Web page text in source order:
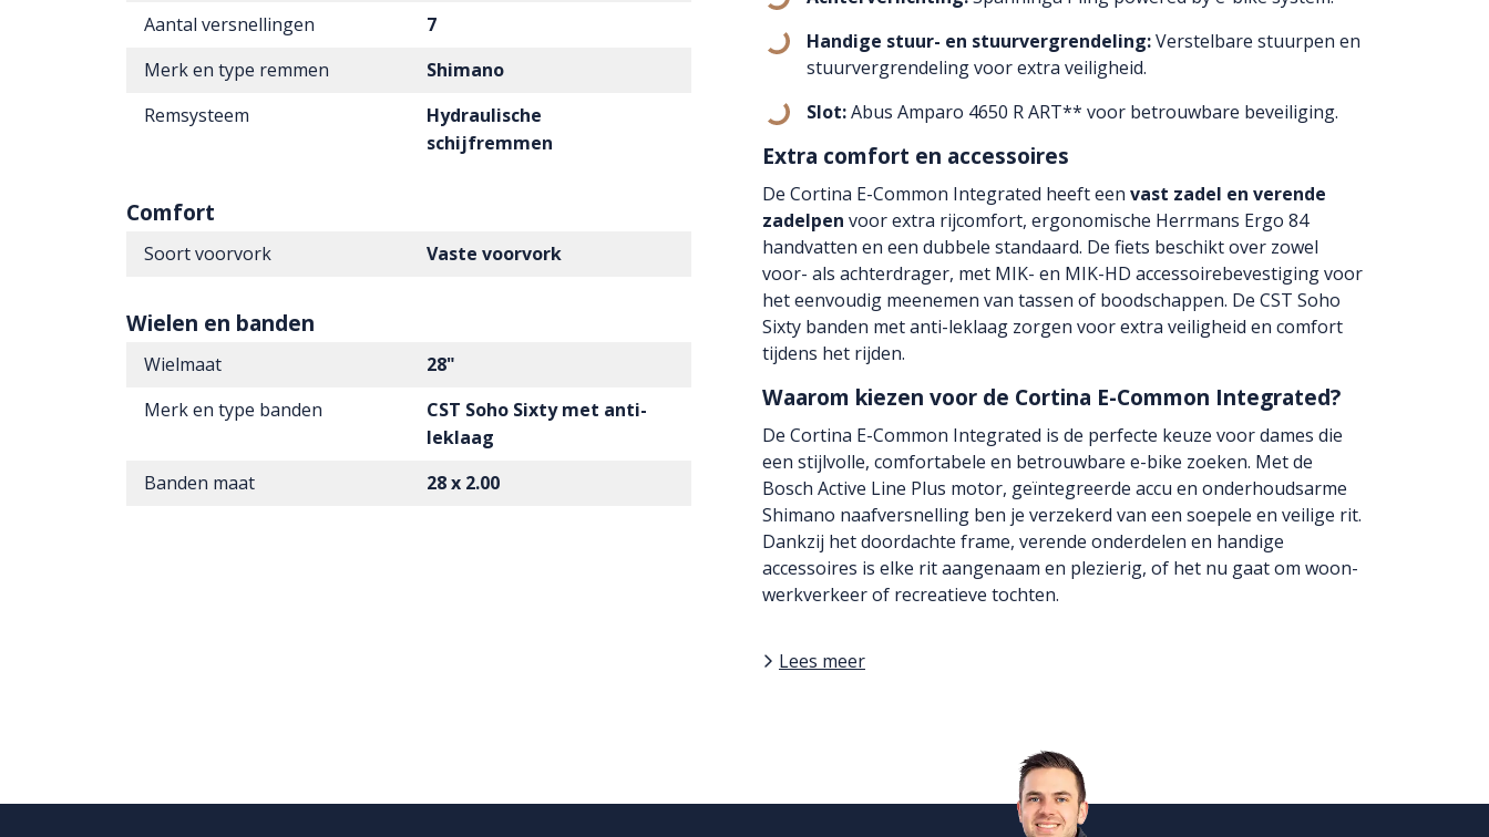
Aantal versnellingen
7
Merk en type remmen
Shimano
Remsysteem
Hydraulische
schijfremmen
Comfort
Soort voorvork Vaste voorvork
Wielen en banden
Wielmaat
28"
Merk en type banden
CST Soho Sixty met anti-
leklaag
Banden maat
28 x 2.00
Handige stuur- en stuurvergrendeling:Verstelbare stuurpen en
stuurvergrendeling voor extra veiligheid.
Slot:Abus Amparo 4650 R ART** voor betrouwbare beveiliging.
Extra comfort en accessoires
De Cortina E-Common Integrated heeft een vast zadel en verende
zadelpen voor extra rijcomfort, ergonomische Herrmans Ergo 84
handvatten en een dubbele standaard. De fiets beschikt over zowel
voor- als achterdrager, met MIK- en MIK-HD accessoirebevestiging voor
het eenvoudig meenemen van tassen of boodschappen. De CST Soho
Sixty banden met anti-leklaag zorgen voor extra veiligheid en comfort
tijdens het rijden.
Waarom kiezen voor de Cortina E-Common Integrated?
De Cortina E-Common Integrated is de perfecte keuze voor dames die
een stijlvolle, comfortabele en betrouwbare e-bike zoeken. Met de
Bosch Active Line Plus motor, geïntegreerde accu en onderhoudsarme
Shimano naafversnelling ben je verzekerd van een soepele en veilige rit.
Dankzij het doordachte frame, verende onderdelen en handige
accessoires is elke rit aangenaam en plezierig, of het nu gaat om woon-
werkverkeer of recreatieve tochten.
Lees meer